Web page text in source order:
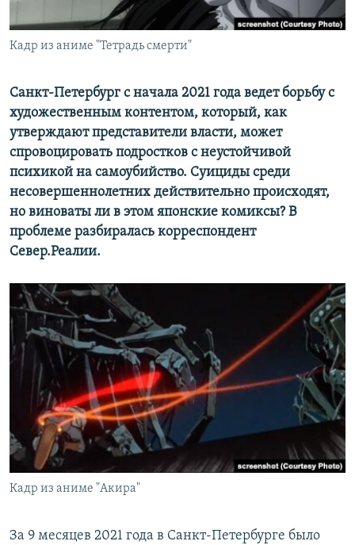
Кадр из аниме "Тетрадь смерти"
Санкт-Петербург с начала 2021 года ведет борьбу с
художественным контентом, который, как
утверждают представители власти, может
спровоцировать подростков с неустойчивой
психикой на самоубийство. Суициды среди
несовершеннолетних действительно происходят,
но виноваты ли в этом японские комиксы? В
проблеме разбиралась корреспондент
Север.Реалии.
Кадр из аниме "Акира"
За 9 месяцев 2021 года в Санкт-Петербурге было